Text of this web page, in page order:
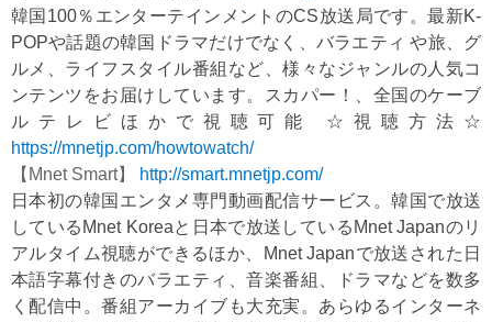
韓国100％エンターテインメントのCS放送局です。最新K-
POPや話題の韓国ドラマだけでなく、バラエティ や旅、グ
ルメ、ライフスタイル番組など、様々なジャンルの人気コ
ンテンツをお届けしています。スカパー！、全国のケーブ
ルテレビほかで視聴可能 ☆視聴方法☆
https://mnetjp.com/howtowatch/
【Mnet Smart】
http://smart.mnetjp.com/
日本初の韓国エンタメ専門動画配信サービス。韓国で放送
しているMnet Koreaと日本で放送しているMnet Japanのリ
アルタイム視聴ができるほか、Mnet Japanで放送された日
本語字幕付きのバラエティ、音楽番組、ドラマなどを数多
く配信中。番組アーカイブも大充実。あらゆるインターネ